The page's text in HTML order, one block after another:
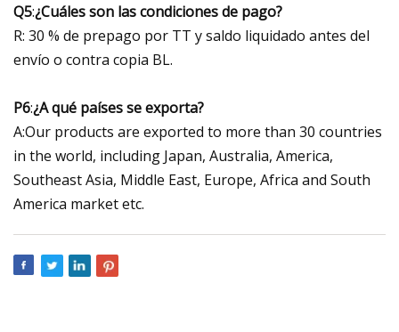
Q5:¿Cuáles son las condiciones de pago?
R: 30 % de prepago por TT y saldo liquidado antes del
envío o contra copia BL.
P6:¿A qué países se exporta?
A:Our products are exported to more than 30 countries
in the world, including Japan, Australia, America,
Southeast Asia, Middle East, Europe, Africa and South
America market etc.